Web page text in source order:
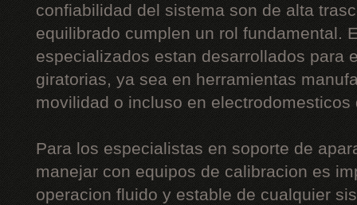
confiabilidad del sistema son de alta
equilibrado cumplen un rol fundamental.
especializados estan desarrollados para
giratorias, ya sea en herramientas
movilidad o incluso en electrodomesticos
Para los especialistas en soporte de
manejar con equipos de calibracion es
operacion fluido y estable de cualquier